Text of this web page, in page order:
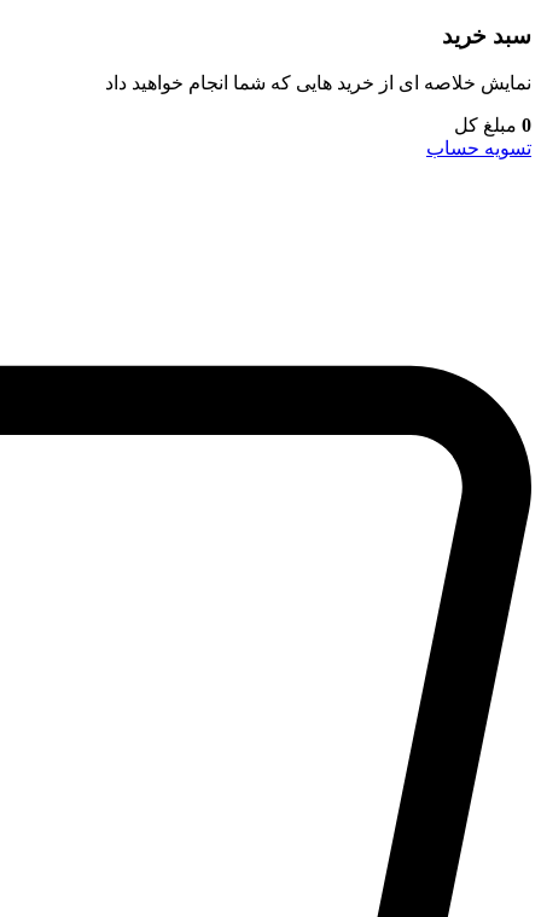
سبد خرید
نمایش خلاصه ای از خرید هایی که شما انجام خواهید داد
0 مبلغ کل
تسویه حساب